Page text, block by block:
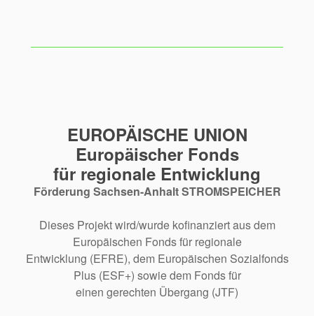
EUROPÄISCHE UNION
Europäischer Fonds
für regionale Entwicklung
Förderung Sachsen-Anhalt STROMSPEICHER
Dieses Projekt wird/wurde kofinanziert aus dem
Europäischen Fonds für regionale
Entwicklung (EFRE), dem Europäischen Sozialfonds
Plus (ESF+) sowie dem Fonds für
einen gerechten Übergang (JTF)